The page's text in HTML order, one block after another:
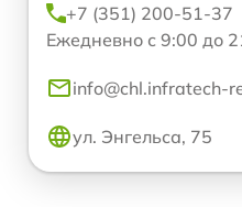
+7 (351) 200-51-37
Ежедневно с 9:00 до
info@chl.infratech-
ул. Энгельса, 75